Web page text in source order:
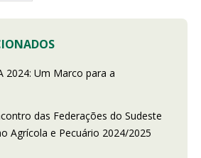
2024: Um Marco para a
das Federações do Sudeste
Agrícola e Pecuário 2024/2025